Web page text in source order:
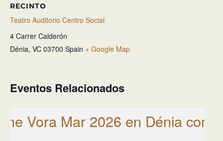
RECINTO
Teatro Auditorio Centro Social
4 Carrer Calderón
Dénia, VC 03700 Spain + Google Map
Eventos Relacionados